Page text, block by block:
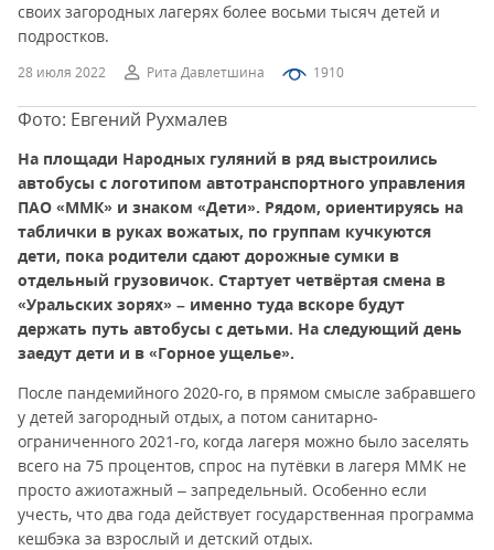
28 июля 2022 Рита Давлетшина 1910
своих загородных лагерях более восьми тысяч детей и
подростков.
Фото: Евгений Рухмалев
На площади Народных гуляний в ряд выстроились
автобусы с логотипом автотранспортного управления
ПАО «ММК» и знаком «Дети». Рядом, ориентируясь на
таблички в руках вожатых, по группам кучкуются
дети, пока родители сдают дорожные сумки в
отдельный грузовичок. Стартует четвёртая смена в
«Уральских зорях» – именно туда вскоре будут
держать путь автобусы с детьми. На следующий день
заедут дети и в «Горное ущелье».
После пандемийного 2020-го, в прямом смысле забравшего
у детей загородный отдых, а потом санитарно-
ограниченного 2021-го, когда лагеря можно было заселять
всего на 75 процентов, спрос на путёвки в лагеря ММК не
просто ажиотажный – запредельный. Особенно если
учесть, что два года действует государственная программа
кешбэка за взрослый и детский отдых.